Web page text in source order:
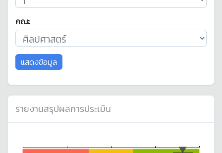
คณะ
แสดงข้อมูล
รายงานสรุปผลการประเมิน